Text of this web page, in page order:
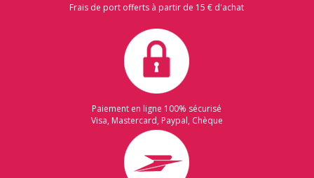
Frais de port offerts à partir de 15 € d'achat
Paiement en ligne 100% sécurisé
Visa, Mastercard, Paypal, Chèque